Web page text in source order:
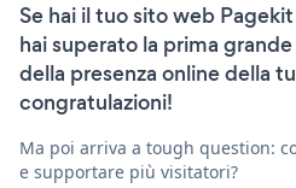
Se hai il tuo sito web
hai superato la prima
della presenza online della
congratulazioni!
Ma poi arriva a tough question:
e supportare più visitatori?